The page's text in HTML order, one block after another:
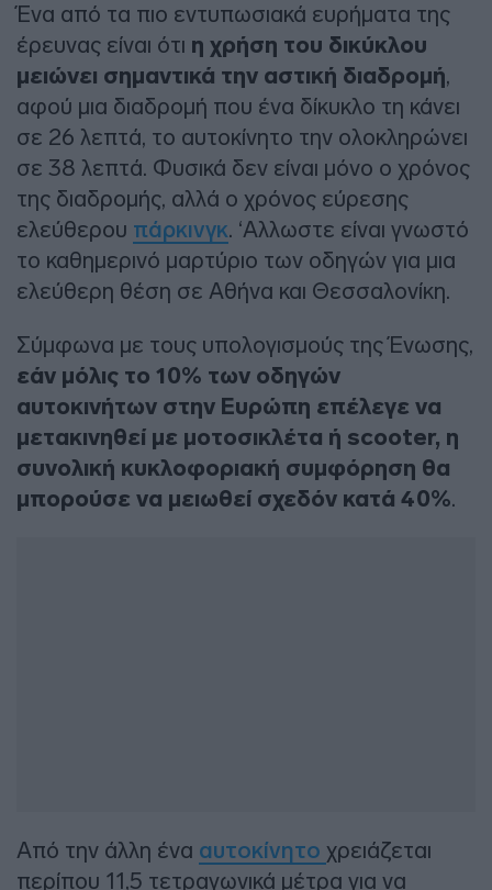
Ένα από τα πιο εντυπωσιακά ευρήματα της
έρευνας είναι ότι η χρήση του δικύκλου
μειώνει σημαντικά την αστική διαδρομή,
αφού μια διαδρομή που ένα δίκυκλο τη κάνει
σε 26 λεπτά, το αυτοκίνητο την ολοκληρώνει
σε 38 λεπτά. Φυσικά δεν είναι μόνο ο χρόνος
της διαδρομής, αλλά ο χρόνος εύρεσης
ελεύθερου πάρκινγκ. ‘Αλλωστε είναι γνωστό
το καθημερινό μαρτύριο των οδηγών για μια
ελεύθερη θέση σε Αθήνα και Θεσσαλονίκη.
Σύμφωνα με τους υπολογισμούς της Ένωσης,
εάν μόλις το 10% των οδηγών
αυτοκινήτων στην Ευρώπη επέλεγε να
μετακινηθεί με μοτοσικλέτα ή scooter, η
συνολική κυκλοφοριακή συμφόρηση θα
μπορούσε να μειωθεί σχεδόν κατά 40%.
Από την άλλη ένα αυτοκίνητο χρειάζεται
περίπου 11,5 τετραγωνικά μέτρα για να